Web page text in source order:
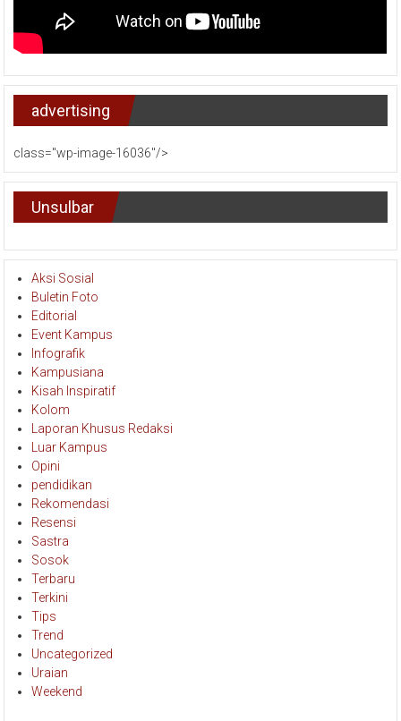
advertising
Unsulbar
Aksi Sosial
Buletin Foto
Editorial
Event Kampus
Infografik
Kampusiana
Kisah Inspiratif
Kolom
Laporan Khusus Redaksi
Luar Kampus
Opini
pendidikan
Rekomendasi
Resensi
Sastra
Sosok
Terbaru
Terkini
Tips
Trend
Uncategorized
Uraian
Weekend